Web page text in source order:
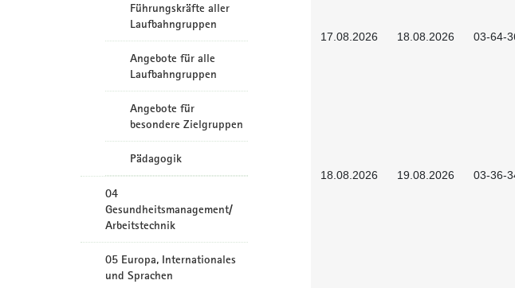
Führungskräfte aller
Laufbahngruppen
Angebote für alle
Laufbahngruppen
Angebote für
besondere Zielgruppen
Pädagogik
04
Gesundheitsmanagement/
Arbeitstechnik
05 Europa, Internationales
und Sprachen
17.08.2026 18.08.2026 03-64-
18.08.2026 19.08.2026 03-36-